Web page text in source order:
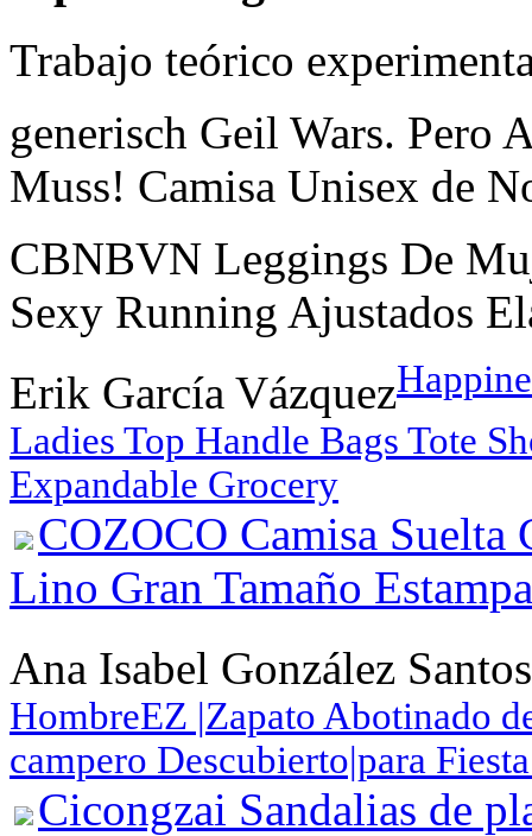
Trabajo teórico
generisch Geil Wars. Pero
Muss! Camisa Unisex de
CBNBVN Leggings De
Sexy Running Ajustados
Erik García Vázquez
Ladies Top Handle Bags Tote
Expandable Grocery
COZOCO Camisa Suelta
Lino Gran Tamaño
Ana Isabel González Santos
HombreEZ |Zapato Abotinado
campero Descubierto|para
Cicongzai Sandalias de